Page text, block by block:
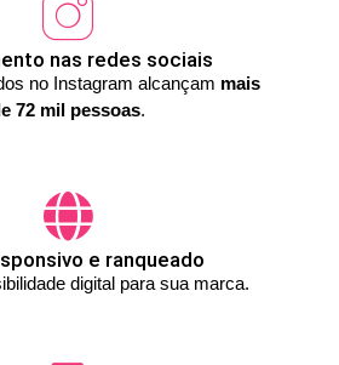
nas redes sociais
no Instagram alcançam mais
72 mil pessoas.
e ranqueado
digital para sua marca.